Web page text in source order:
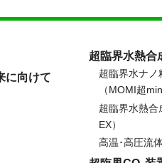
に向けて
超臨界水熱合
超臨界水ナノ
（MOMI超
超臨界水熱合
EX）
高温･高圧流